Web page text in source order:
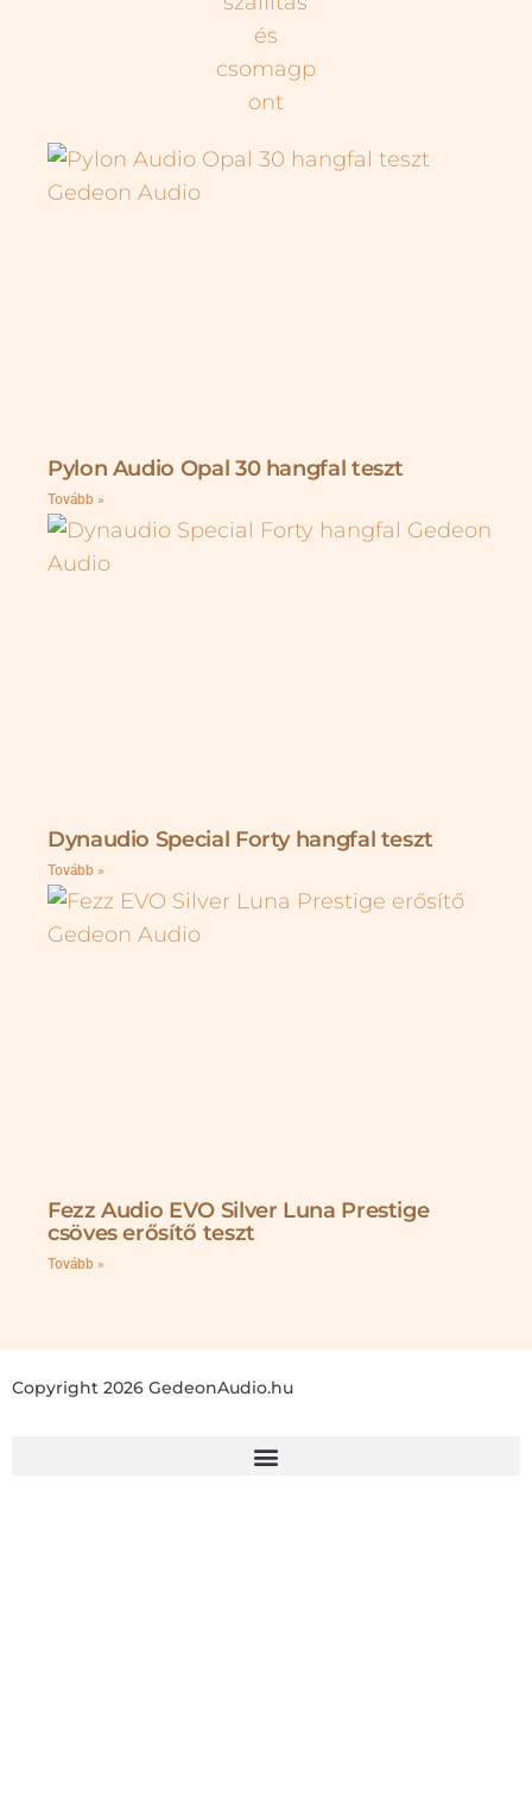
Pylon Audio Opal 30 hangfal teszt
Tovább »
Dynaudio Special Forty hangfal teszt
Tovább »
Fezz Audio EVO Silver Luna Prestige
csöves erősítő teszt
Tovább »
Copyright 2026 GedeonAudio.hu